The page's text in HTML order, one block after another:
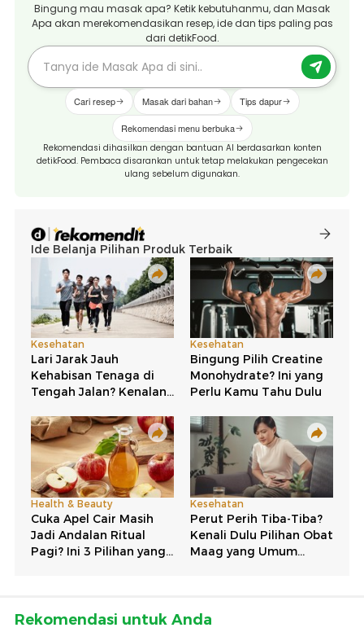
Bingung mau masak apa? Ketik kebutuhanmu, dan Masak
Apa akan merekomendasikan resep, ide dan tips paling pas
dari detikFood.
Cari resep Masak dari bahan Tips dapur
Rekomendasi menu berbuka
Rekomendasi dihasilkan dengan bantuan AI berdasarkan konten
detikFood. Pembaca disarankan untuk tetap melakukan pengecekan
ulang sebelum digunakan.
Rekomendasi untuk Anda